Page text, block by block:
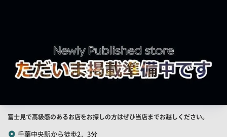
店
舗
富士見で高級感のあるお店をお探しの方はぜひ当店までお越しください。
千葉中央駅から徒歩2．3分